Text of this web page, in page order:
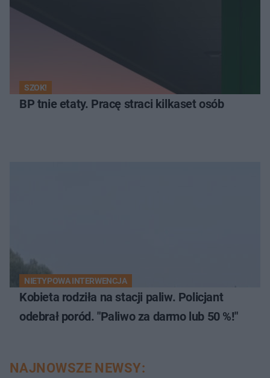
SZOK!
BP tnie etaty. Pracę straci kilkaset osób
NIETYPOWA INTERWENCJA
Kobieta rodziła na stacji paliw. Policjant
odebrał poród. "Paliwo za darmo lub 50 %!"
NAJNOWSZE NEWSY: